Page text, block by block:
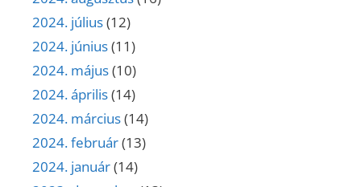
2024. július(12)
2024. június(11)
2024. május(10)
2024. április(14)
2024. március(14)
2024. február(13)
2024. január(14)